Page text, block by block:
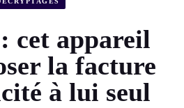
cet appareil
la facture
à lui seul